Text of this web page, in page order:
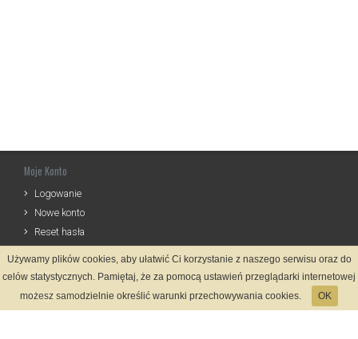
Moje Konto
Logowanie
Nowe konto
Reset hasła
Informacje
Regulamin
Używamy plików cookies, aby ułatwić Ci korzystanie z naszego serwisu oraz do
celów statystycznych. Pamiętaj, że za pomocą ustawień przeglądarki internetowej
możesz samodzielnie określić warunki przechowywania cookies.
OK